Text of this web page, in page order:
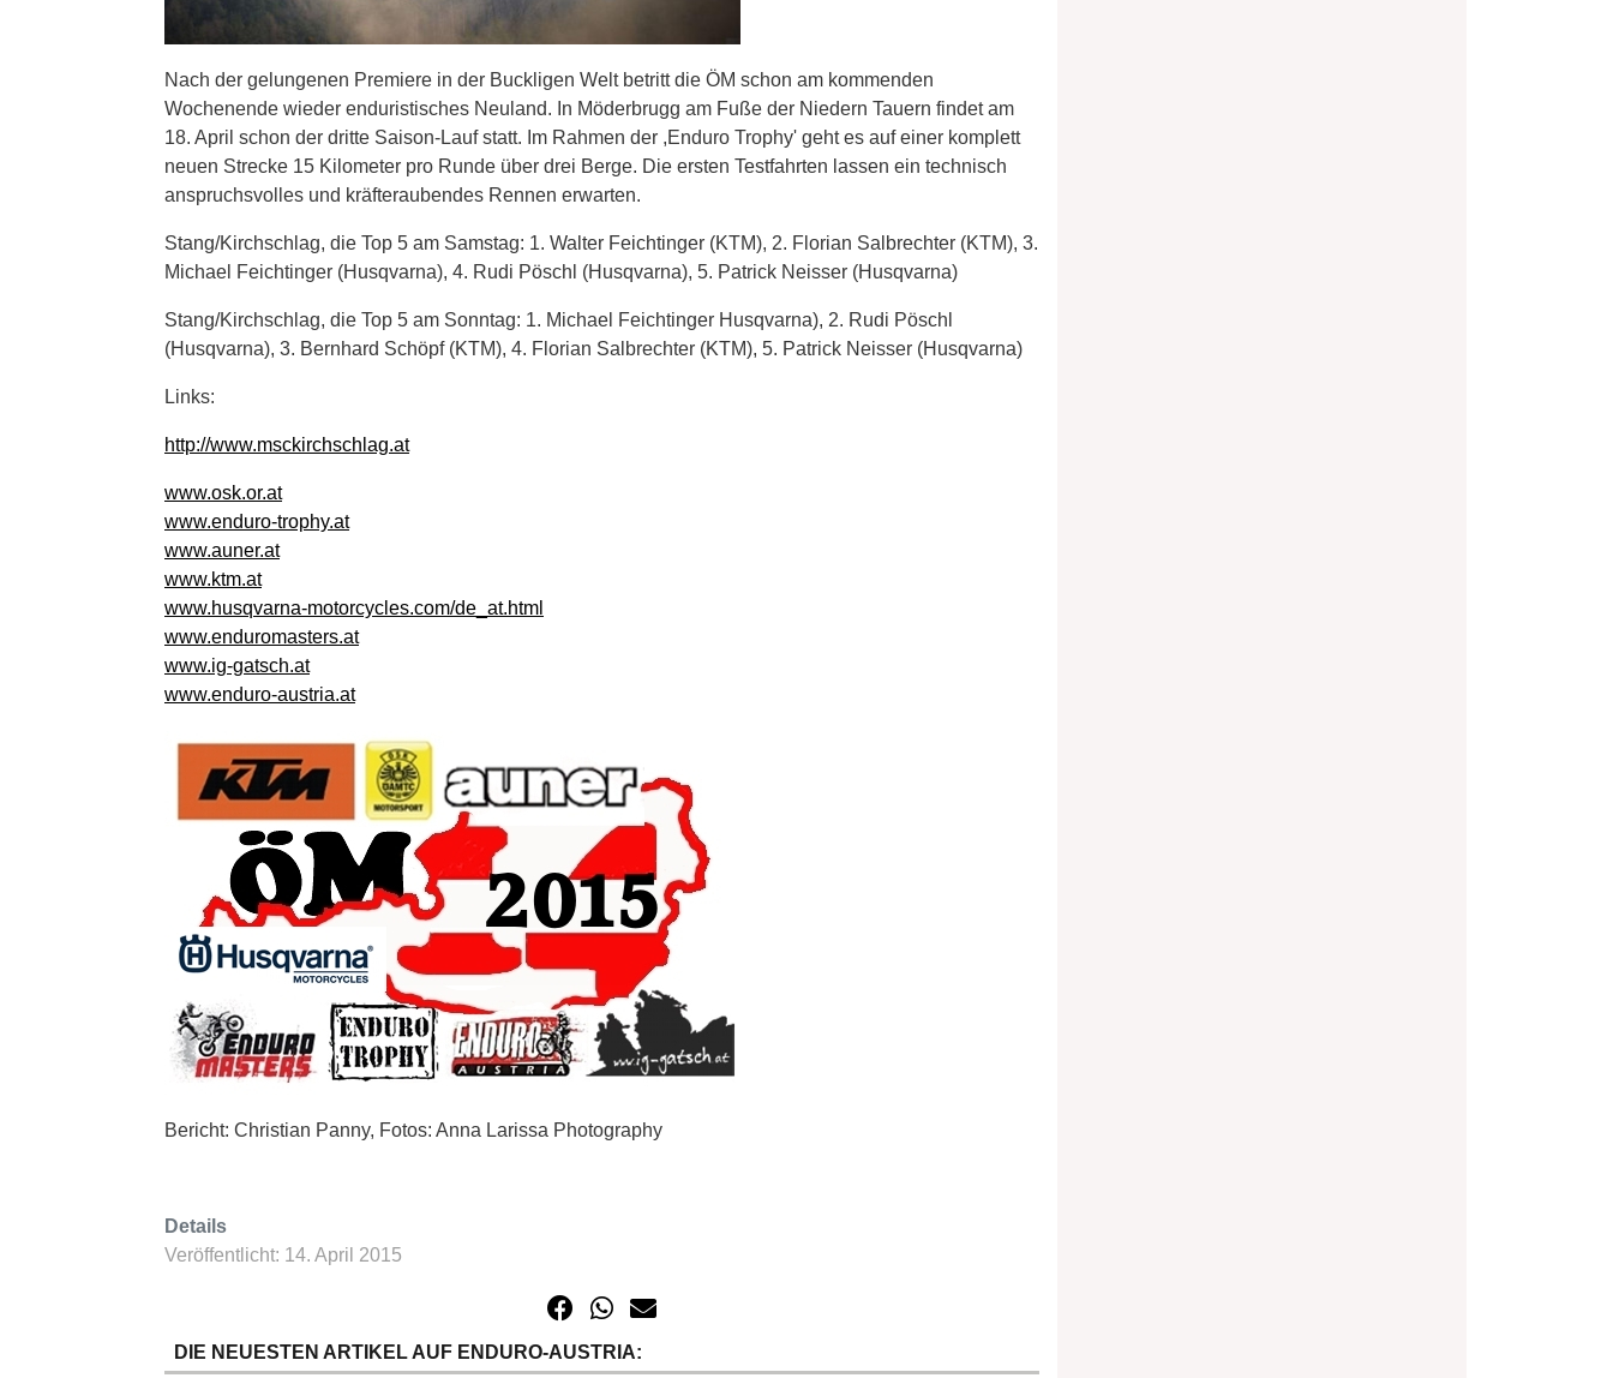
Nach der gelungenen Premiere in der Buckligen Welt betritt die ÖM schon am kommenden
Wochenende wieder enduristisches Neuland. In Möderbrugg am Fuße der Niedern Tauern findet am
18. April schon der dritte Saison-Lauf statt. Im Rahmen der ,Enduro Trophy' geht es auf einer komplett
neuen Strecke 15 Kilometer pro Runde über drei Berge. Die ersten Testfahrten lassen ein technisch
anspruchsvolles und kräfteraubendes Rennen erwarten.
Stang/Kirchschlag, die Top 5 am Samstag: 1. Walter Feichtinger (KTM), 2. Florian Salbrechter (KTM), 3.
Michael Feichtinger (Husqvarna), 4. Rudi Pöschl (Husqvarna), 5. Patrick Neisser (Husqvarna)
Stang/Kirchschlag, die Top 5 am Sonntag: 1. Michael Feichtinger Husqvarna), 2. Rudi Pöschl
(Husqvarna), 3. Bernhard Schöpf (KTM), 4. Florian Salbrechter (KTM), 5. Patrick Neisser (Husqvarna)
Links:
http://www.msckirchschlag.at
www.osk.or.at
www.enduro-trophy.at
www.auner.at
www.ktm.at
www.husqvarna-motorcycles.com/de_at.html
www.enduromasters.at
www.ig-gatsch.at
www.enduro-austria.at
Bericht: Christian Panny, Fotos: Anna Larissa Photography
Details
Veröffentlicht: 14. April 2015
DIE NEUESTEN ARTIKEL AUF ENDURO-AUSTRIA: